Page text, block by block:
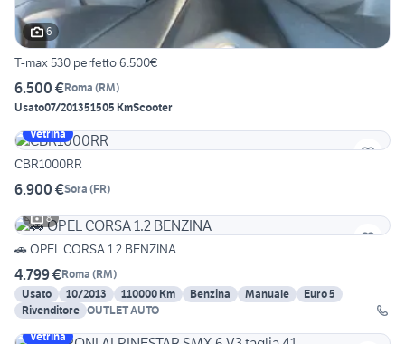
6
T-max 530 perfetto 6.500€
6.500 €Roma (RM)
Usato07/201351505 KmScooter
Vetrina
CBR1000RR
6.900 €Sora (FR)
8
🚗 OPEL CORSA 1.2 BENZINA
4.799 €Roma (RM)
Usato
10/2013 110000 Km Benzina Manuale
Euro 5
Rivenditore OUTLET AUTO
Vetrina